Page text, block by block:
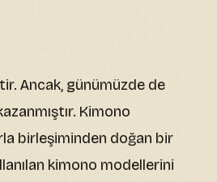
Ancak, günümüzde de
Kimono
birleşiminden doğan bir
kimono modellerini